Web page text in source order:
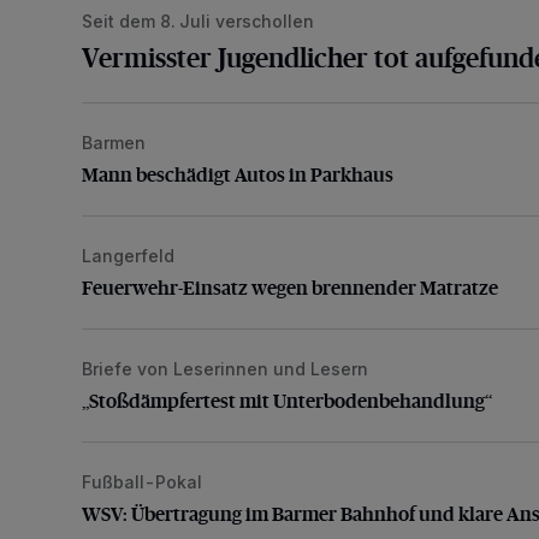
Seit dem 8. Juli verschollen
Vermisster Jugendlicher tot
Mann beschädigt Autos in Parkhaus
Barmen
Mann beschädigt Autos in Parkhaus
Feuerwehr-Einsatz wegen brennender Matratze
Langerfeld
Feuerwehr-Einsatz wegen brennender Matratze
„Stoßdämpfertest mit Unterbodenbehandlung“
Briefe von Leserinnen und Lesern
„Stoßdämpfertest mit Unterbodenbehandlung“
WSV: Übertragung im Barmer Bahnhof und klare
Fußball-Pokal
WSV: Übertragung im Barmer Bahnhof und klare